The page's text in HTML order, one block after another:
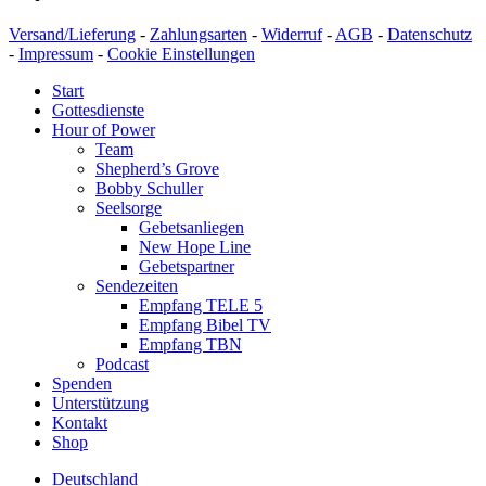
Versand/Lieferung - Zahlungsarten - Widerruf- AGB - Datenschutz
- Impressum - Cookie Einstellungen
Start
Gottesdienste
Hour of Power
Team
Shepherd’s Grove
Bobby Schuller
Seelsorge
Gebetsanliegen
New Hope Line
Gebetspartner
Sendezeiten
Empfang TELE 5
Empfang Bibel TV
Empfang TBN
Podcast
Spenden
Unterstützung
Kontakt
Shop
Deutschland